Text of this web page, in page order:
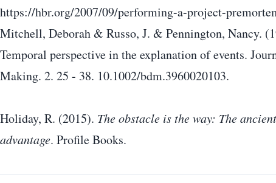
https://hbr.org/2007/09/performing-a-project-
Mitchell, Deborah & Russo, J. & Pennington, Nancy.
Temporal perspective in the explanation of events.
Making. 2. 25 - 38. 10.1002/bdm.3960020103.
Holiday, R. (2015). The obstacle is the way: The
advantage. Profile Books.